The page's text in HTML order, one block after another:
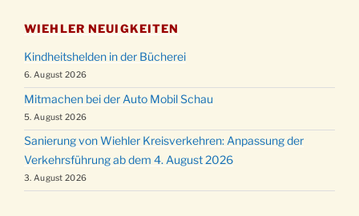
WIEHLER NEUIGKEITEN
Kindheitshelden in der Bücherei
6. August 2026
Mitmachen bei der Auto Mobil Schau
5. August 2026
Sanierung von Wiehler Kreisverkehren: Anpassung der
Verkehrsführung ab dem 4. August 2026
3. August 2026